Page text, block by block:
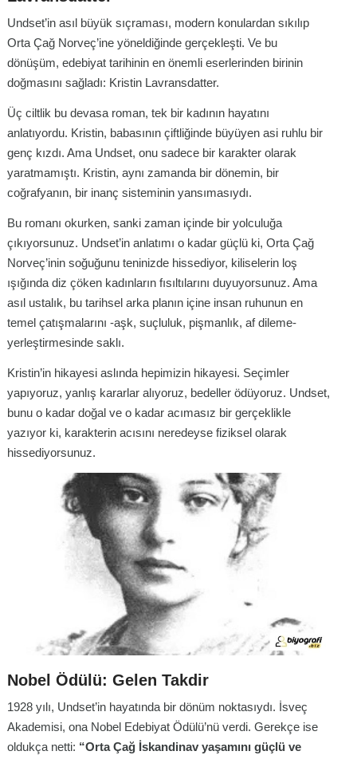
Undset’in asıl büyük sıçraması, modern konulardan sıkılıp
Orta Çağ Norveç’ine yöneldiğinde gerçekleşti. Ve bu
dönüşüm, edebiyat tarihinin en önemli eserlerinden birinin
doğmasını sağladı: Kristin Lavransdatter.
Üç ciltlik bu devasa roman, tek bir kadının hayatını
anlatıyordu. Kristin, babasının çiftliğinde büyüyen asi ruhlu bir
genç kızdı. Ama Undset, onu sadece bir karakter olarak
yaratmamıştı. Kristin, aynı zamanda bir dönemin, bir
coğrafyanın, bir inanç sisteminin yansımasıydı.
Bu romanı okurken, sanki zaman içinde bir yolculuğa
çıkıyorsunuz. Undset’in anlatımı o kadar güçlü ki, Orta Çağ
Norveç’inin soğuğunu teninizde hissediyor, kiliselerin loş
ışığında diz çöken kadınların fısıltılarını duyuyorsunuz. Ama
asıl ustalık, bu tarihsel arka planın içine insan ruhunun en
temel çatışmalarını -aşk, suçluluk, pişmanlık, af dileme-
yerleştirmesinde saklı.
Kristin’in hikayesi aslında hepimizin hikayesi. Seçimler
yapıyoruz, yanlış kararlar alıyoruz, bedeller ödüyoruz. Undset,
bunu o kadar doğal ve o kadar acımasız bir gerçeklikle
yazıyor ki, karakterin acısını neredeyse fiziksel olarak
hissediyorsunuz.
Nobel Ödülü: Gelen Takdir
1928 yılı, Undset’in hayatında bir dönüm noktasıydı. İsveç
Akademisi, ona Nobel Edebiyat Ödülü’nü verdi. Gerekçe ise
oldukça netti: “Orta Çağ İskandinav yaşamını güçlü ve